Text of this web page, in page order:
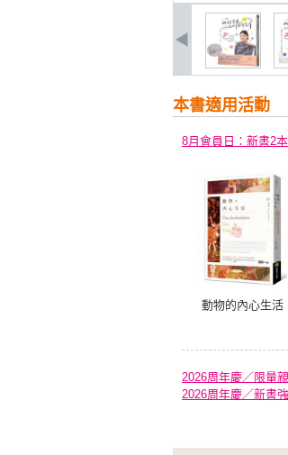
本書適用活動
8月會員日：新書2
動物的內心生活
2026周年慶／限量
2026周年慶／新書